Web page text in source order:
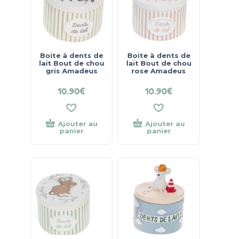
Boite à dents de
lait Bout de chou
gris Amadeus
10.90€
Ajouter au
panier
Boite à dents de
lait Bout de chou
rose Amadeus
10.90€
Ajouter au
panier